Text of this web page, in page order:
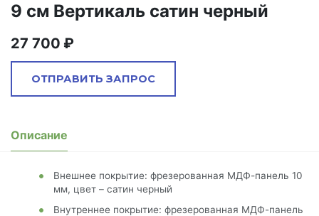
9 см Вертикаль сатин черный
27 700
ОТПРАВИТЬ ЗАПРОС
Описание
Внешнее покрытие: фрезерованная МДФ-панель 10
мм, цвет – сатин черный
Внутреннее покрытие: фрезерованная МДФ-панель